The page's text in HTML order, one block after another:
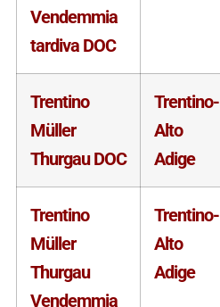
Vendemmia
tardiva DOC
Trentino
Müller
Thurgau DOC
Trentino-
Alto
Adige
Trentino
Müller
Thurgau
Vendemmia
Trentino-
Alto
Adige